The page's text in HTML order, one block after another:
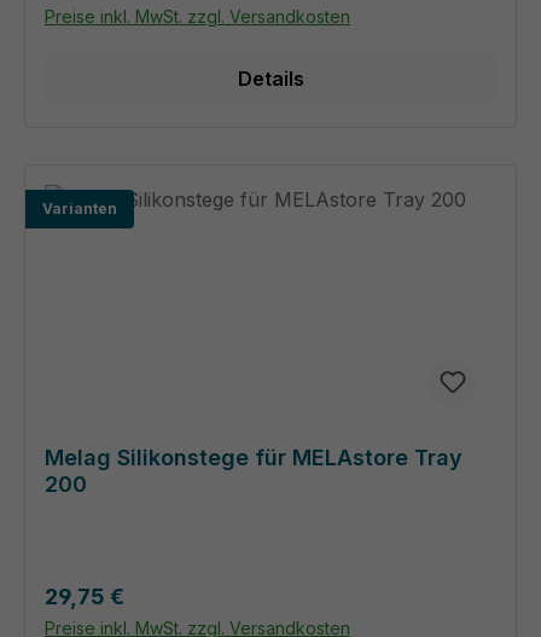
Preise inkl. MwSt. zzgl. Versandkosten
Details
Varianten
Melag Silikonstege für MELAstore Tray
200
Regulärer Preis:
29,75 €
Preise inkl. MwSt. zzgl. Versandkosten